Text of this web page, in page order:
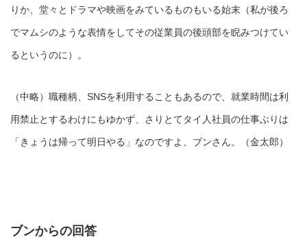
りか、堂々とドラマや映画をみているものもいる始末（私が後ろ
でマムシのような表情をしてその従業員の後頭部を睨みつけてい
るというのに）。
（中略）職種柄、SNSを利用することもあるので、就業時間は利
用禁止とするわけにもゆかず、さりとてタイ人社員の仕事ぶりは
「きょうは帰って明日やる」なのですよ、ブンさん。（金太郎）
ブンからの回答